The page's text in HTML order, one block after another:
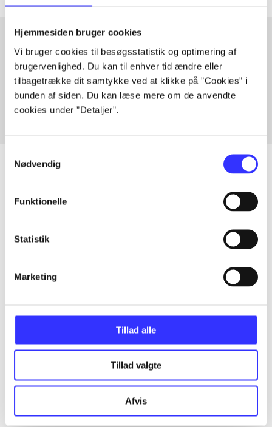
Hjemmesiden bruger cookies
Vi bruger cookies til besøgsstatistik og optimering af
brugervenlighed. Du kan til enhver tid ændre eller
tilbagetrække dit samtykke ved at klikke på ”Cookies” i
bunden af siden. Du kan læse mere om de anvendte
cookies under ”Detaljer”.
Nødvendig
Funktionelle
Statistik
Marketing
Tillad alle
Tillad valgte
Afvis
Artikler med samme emner
Fra
Artikler